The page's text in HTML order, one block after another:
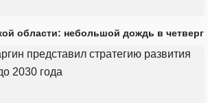
области: небольшой дождь в четверг